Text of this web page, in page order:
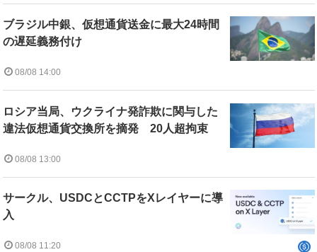
ブラジル中銀、仮想通貨送金に最大24時間
の遅延義務付け
08/08 14:00
ロシア当局、ウクライナ発詐欺に関与した
違法仮想通貨交換所を摘発 20人超拘束
08/08 13:00
サークル、USDCとCCTPをXレイヤーに導
入
08/08 11:20